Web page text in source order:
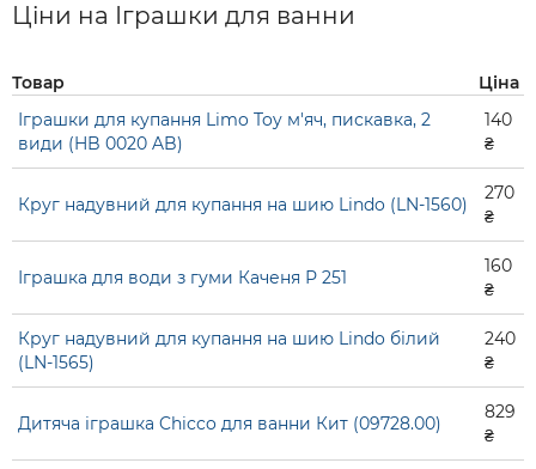
Ціни на Іграшки для ванни
Товар
Ціна
Іграшки для купання Limo Toy м'яч, пискавка, 2
види (HB 0020 AB)
140
₴
Круг надувний для купання на шию Lindo (LN-1560)
270
₴
Іграшка для води з гуми Каченя Р 251
160
₴
Круг надувний для купання на шию Lindo білий
(LN-1565)
240
₴
Дитяча іграшка Chicco для ванни Кит (09728.00)
829
₴